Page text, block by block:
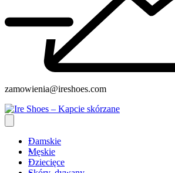
zamowienia@ireshoes.com
Damskie
Męskie
Dziecięce